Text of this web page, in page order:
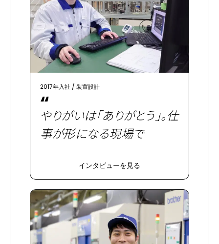
2017年入社 / 装置設計
“
やりがいは「ありがとう」。仕
事が形になる現場で
インタビューを見る